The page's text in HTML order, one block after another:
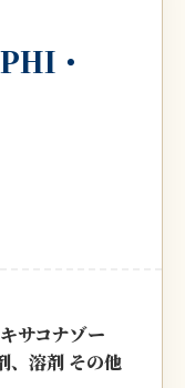
・
サコナゾー
、溶剤 その他